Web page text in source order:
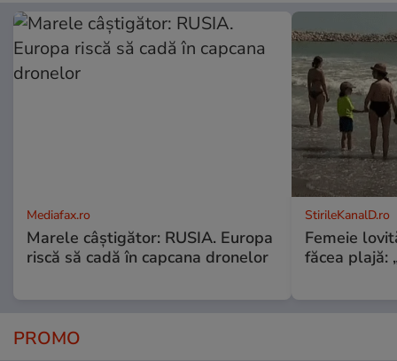
Mediafax.ro
Marele câștigător: RUSIA. Europa
riscă să cadă în capcana dronelor
StirileKanalD.ro
Femeie
făcea plajă:
PROMO